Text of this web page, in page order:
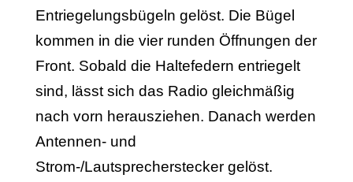
Entriegelungsbügeln gelöst. Die Bügel
kommen in die vier runden Öffnungen der
Front. Sobald die Haltefedern entriegelt
sind, lässt sich das Radio gleichmäßig
nach vorn herausziehen. Danach werden
Antennen- und
Strom-/Lautsprecherstecker gelöst.